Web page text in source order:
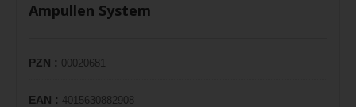
Ampullen System
PZN : 00020681
EAN : 4015630882908